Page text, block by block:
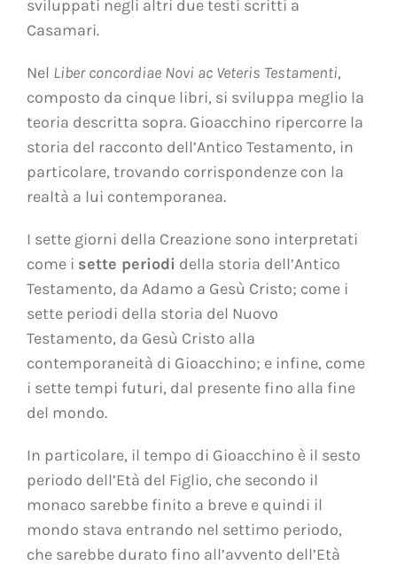
sviluppati negli altri due testi scritti a
Casamari.
Nel Liber concordiae Novi ac Veteris Testamenti,
composto da cinque libri, si sviluppa meglio la
teoria descritta sopra. Gioacchino ripercorre la
storia del racconto dell’Antico Testamento, in
particolare, trovando corrispondenze con la
realtà a lui contemporanea.
I sette giorni della Creazione sono interpretati
come i sette periodi della storia dell’Antico
Testamento, da Adamo a Gesù Cristo; come i
sette periodi della storia del Nuovo
Testamento, da Gesù Cristo alla
contemporaneità di Gioacchino; e infine, come
i sette tempi futuri, dal presente fino alla fine
del mondo.
In particolare, il tempo di Gioacchino è il sesto
periodo dell’Età del Figlio, che secondo il
monaco sarebbe finito a breve e quindi il
mondo stava entrando nel settimo periodo,
che sarebbe durato fino all’avvento dell’Età